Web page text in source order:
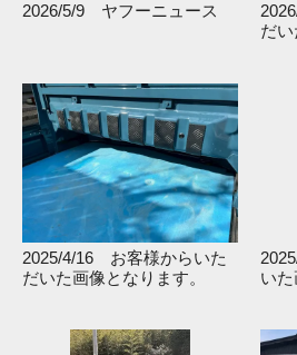
2026/5/9 ヤフーニュース
だい
2025/4/16 お客様からいた
だいた画像となります。
いた